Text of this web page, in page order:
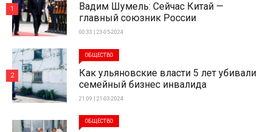
Вадим Шумель: Сейчас Китай —
главный союзник России
00:33 | 23-05-2024
1
ОБЩЕСТВО
Как ульяновские власти 5 лет убивали
семейный бизнес инвалида
21:09 | 21-03-2024
2
ОБЩЕСТВО